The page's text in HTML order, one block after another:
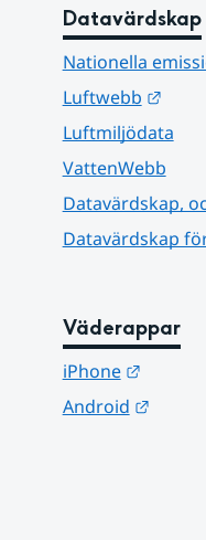
Datavärdskap
Nationella
Luftwebb
Länk
Luftmiljödata
VattenWebb
Datavärdskap,
Datavärdskap
Väderappar
iPhone
Länk till
Android
Länk